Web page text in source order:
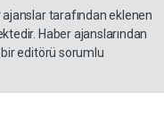
ajanslar tarafından eklenen
Haber ajanslarından
editörü sorumlu